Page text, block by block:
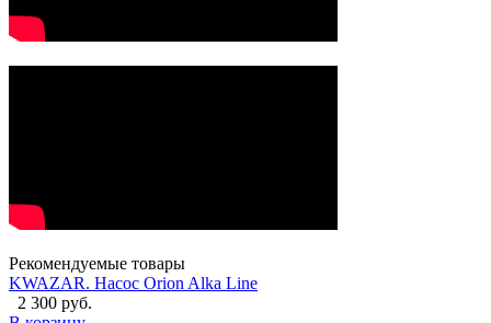
Рекомендуемые товары
KWAZAR. Насос Orion Alka Line
2 300 руб.